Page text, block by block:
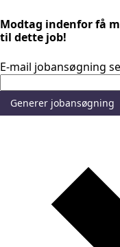
Modtag indenfor få
til dette job!
E-mail jobansøgning
Generer jobansøgning